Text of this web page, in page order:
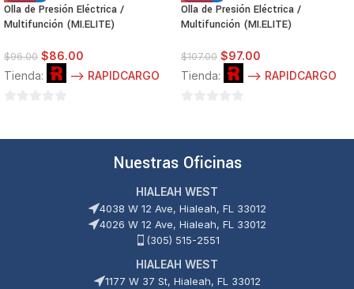
Olla de Presión Eléctrica /
Multifunción (MI.ELITE)
$96.00 $86.00
Tienda:
--> RAPIDCARGO
Olla de Presión Eléctrica /
Multifunción (MI.ELITE)
$107.00 $97.00
Tienda:
--> RAPIDCARGO
Nuestras Oficinas
HIALEAH WEST
4038 W 12 Ave, Hialeah, FL 33012
4026 W 12 Ave, Hialeah, FL 33012
(305) 515-2551
HIALEAH WEST
1177 W 37 St, Hialeah, FL 33012